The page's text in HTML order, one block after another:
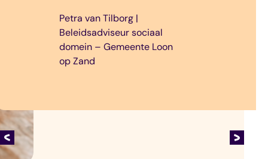
matches en
miljoenen
uren vrijwillige
Petra van Tilborg |
Beleidsadviseur sociaal
domein – Gemeente Loon
op Zand